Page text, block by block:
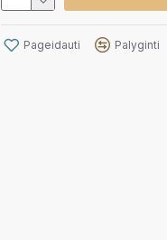
Pageidauti Palyginti